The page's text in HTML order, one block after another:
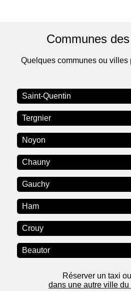
Communes
Quelques communes ou villes
Saint-Quentin
Tergnier
Noyon
Chauny
Gauchy
Ham
Crouy
Beautor
Réserver un taxi
dans une autre ville du